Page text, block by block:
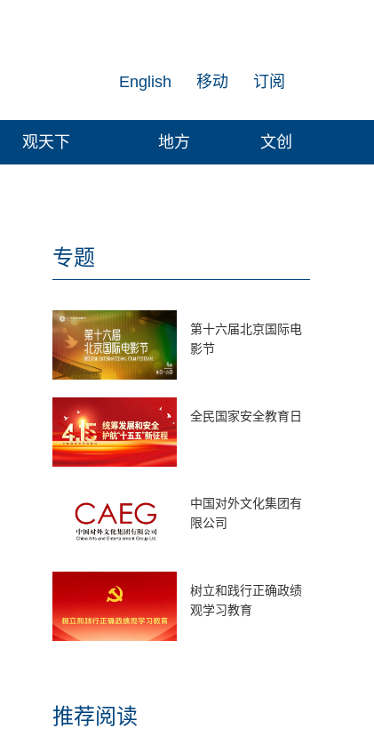
订阅
移动
English
观天下 地方 文创
专题
第十六届北京国际电
影节
全民国家安全教育日
中国对外文化集团有
限公司
树立和践行正确政绩
观学习教育
推荐阅读